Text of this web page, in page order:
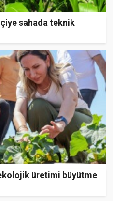
sahada teknik
üretimi büyütme